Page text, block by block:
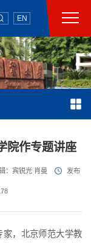
EN
院作专题讲座
：宾锐光 肖曼 发布
，北京师范大学教